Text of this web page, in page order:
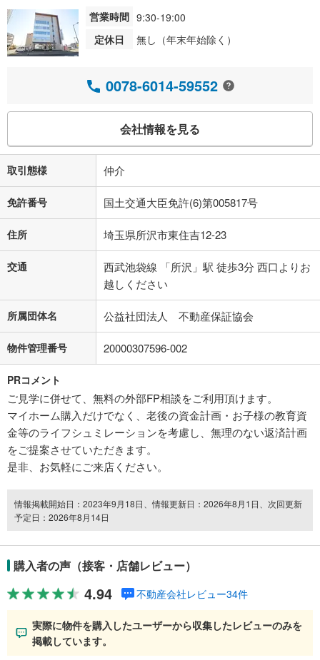
営業時間 9:30-19:00
定休日
無し（年末年始除く）
0078-6014-59552
会社情報を見る
取引態様 仲介
免許番号 国土交通大臣免許(6)第005817号
住所 埼玉県所沢市東住吉12-23
交通
西武池袋線 「所沢」駅 徒歩3分 西口よりお
越しください
所属団体名 公益社団法人 不動産保証協会
物件管理番号 20000307596-002
PRコメント
ご見学に併せて、無料の外部FP相談をご利用頂けます。
マイホーム購入だけでなく、老後の資金計画・お子様の教育資
金等のライフシュミレーションを考慮し、無理のない返済計画
をご提案させていただきます。
是非、お気軽にご来店ください。
情報掲載開始日：2023年9月18日、情報更新日：2026年8月1日、次回更新
予定日：2026年8月14日
購入者の声（接客・店舗レビュー）
4.94 不動産会社レビュー34件
実際に物件を購入したユーザーから収集したレビューのみを
掲載しています。